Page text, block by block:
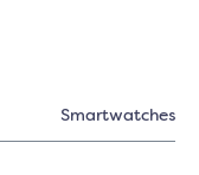
Smartwatches